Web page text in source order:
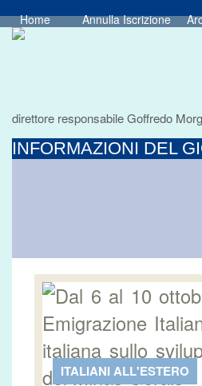
Home Annulla Iscrizione
direttore responsabile Goffredo
INFORMAZIONI DEL
ITALIANI ALL'ESTERO